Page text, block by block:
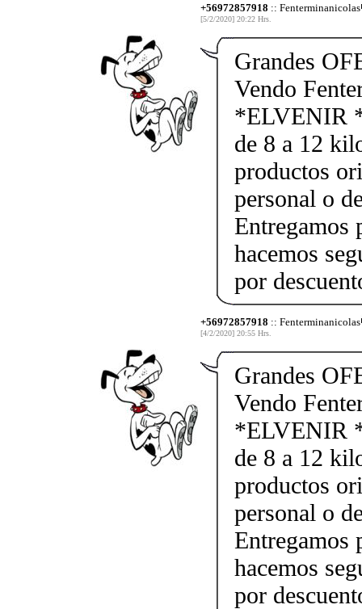
+56972857918 :: Fenterminanicolas
[5/2/2020] 20:22 Hrs.
Grandes
Vendo
*ELVENIR
de 8 a 12
productos
personal o
Entregamos
hacemos
por
+56972857918 :: Fenterminanicolas
[4/2/2020] 20:55 Hrs.
Grandes
Vendo
*ELVENIR
de 8 a 12
productos
personal o
Entregamos
hacemos
por